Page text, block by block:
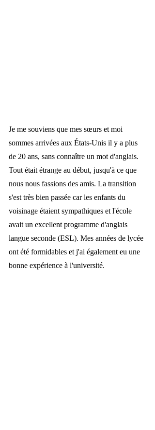
Je me souviens que mes sœurs et moi
sommes arrivées aux États-Unis il y a plus
de 20 ans, sans connaître un mot d'anglais.
Tout était étrange au début, jusqu'à ce que
nous nous fassions des amis. La transition
s'est très bien passée car les enfants du
voisinage étaient sympathiques et l'école
avait un excellent programme d'anglais
langue seconde (ESL). Mes années de lycée
ont été formidables et j'ai également eu une
bonne expérience à l'université.